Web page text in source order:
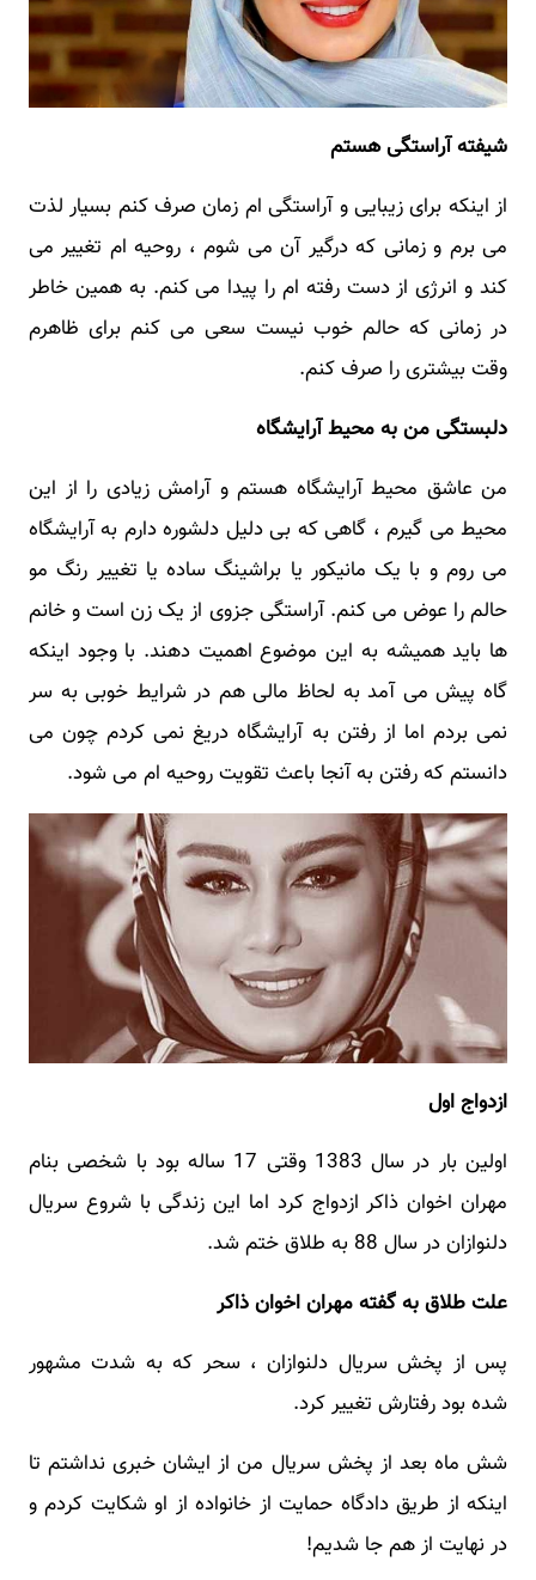
شیفته آراستگی هستم
از اینکه برای زیبایی و آراستگی ام زمان صرف کنم بسیار لذت
می برم و زمانی که درگیر آن می شوم ، روحیه ام تغییر می
کند و انرژی از دست رفته ام را پیدا می کنم. به همین خاطر
در زمانی که حالم خوب نیست سعی می کنم برای ظاهرم
وقت بیشتری را صرف کنم.
دلبستگی من به محیط آرایشگاه
من عاشق محیط آرایشگاه هستم و آرامش زیادی را از این
محیط می گیرم ، گاهی که بی دلیل دلشوره دارم به آرایشگاه
می روم و با یک مانیکور یا براشینگ ساده یا تغییر رنگ مو
حالم را عوض می کنم. آراستگی جزوی از یک زن است و خانم
ها باید همیشه به این موضوع اهمیت دهند. با وجود اینکه
گاه پیش می آمد به لحاظ مالی هم در شرایط خوبی به سر
نمی بردم اما از رفتن به آرایشگاه دریغ نمی کردم چون می
دانستم که رفتن به آنجا باعث تقویت روحیه ام می شود.
ازدواج اول
اولین بار در سال 1383 وقتی 17 ساله بود با شخصی بنام
مهران اخوان ذاکر ازدواج کرد اما این زندگی با شروع سریال
دلنوازان در سال 88 به طلاق ختم شد.
علت طلاق به گفته مهران اخوان ذاکر
پس از پخش سریال دلنوازان ، سحر که به شدت مشهور
شده بود رفتارش تغییر کرد.
شش ماه بعد از پخش سریال من از ایشان خبری نداشتم تا
اینکه از طریق دادگاه حمایت از خانواده از او شکایت کردم و
در نهایت از هم جا شدیم!